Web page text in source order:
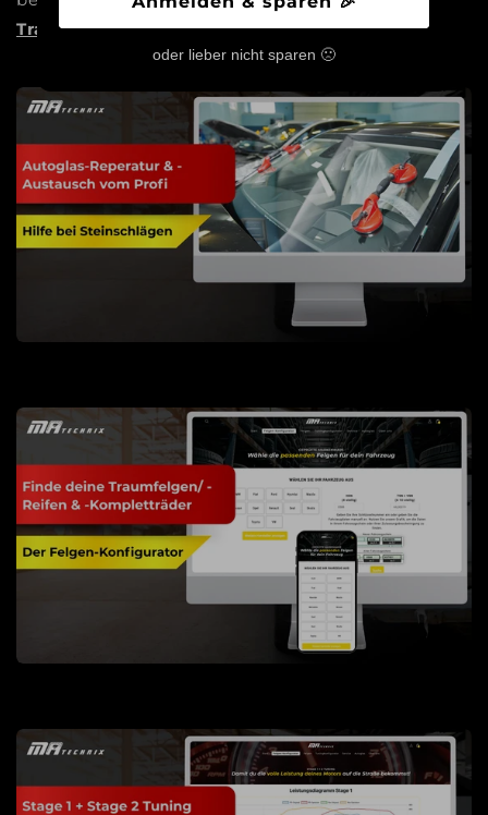
oder lieber nicht sparen 🙁
Traum Wirklichkeit werden zu lassen!